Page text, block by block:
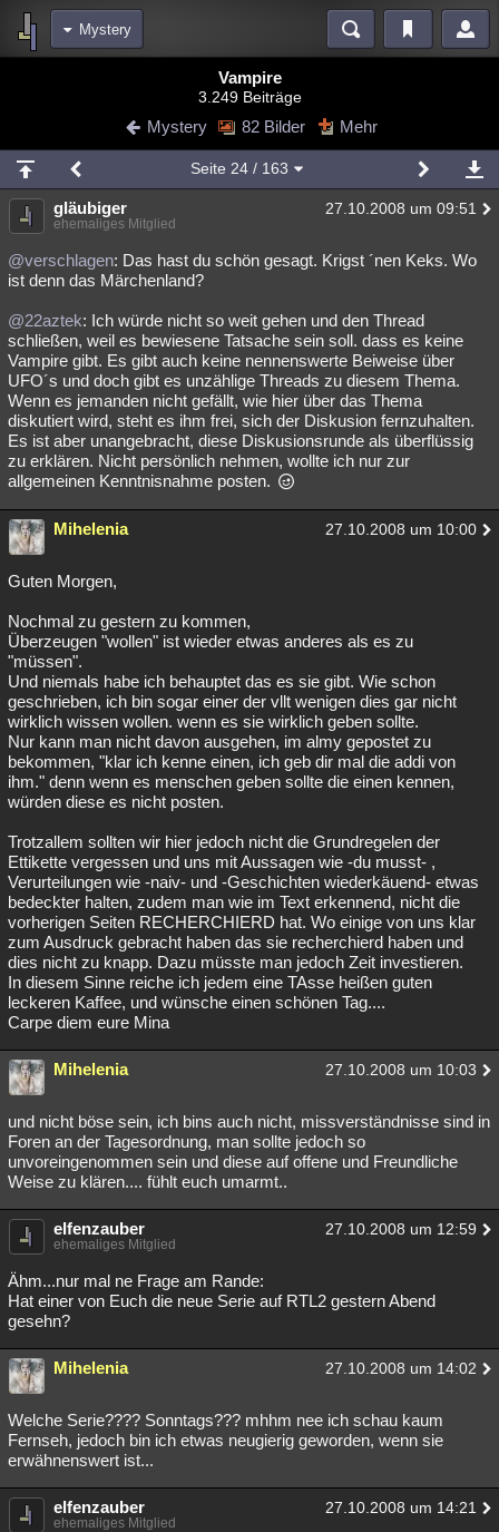
Mystery
Blogs Videos
Chat Wiki Neuigkeiten
meine Rubriken
Menschen Wissenschaft Mystery Kriminalfälle
Spiritualität Verschwörungen Technologie Ufologie
weitere Rubriken
Philosophie Träume Orte Esoterik Literatur
Astronomie Helpdesk Gruppen Gaming Filme
Musik Clash Verbesserungen Allmystery English
Übersichten
Besucht Teilgenommen Geschlossen
Vampire
3.249 Beiträge
Mystery 82 Bilder Mehr
Seite 24/ 163
gläubiger 27.10.2008 um 09:51
ehemaliges Mitglied
@verschlagen: Das hast du schön gesagt. Krigst ´nen Keks. Wo
ist denn das Märchenland?
@22aztek: Ich würde nicht so weit gehen und den Thread
schließen, weil es bewiesene Tatsache sein soll. dass es keine
Vampire gibt. Es gibt auch keine nennenswerte Beiweise über
UFO´s und doch gibt es unzählige Threads zu diesem Thema.
Wenn es jemanden nicht gefällt, wie hier über das Thema
diskutiert wird, steht es ihm frei, sich der Diskusion fernzuhalten.
Es ist aber unangebracht, diese Diskusionsrunde als überflüssig
zu erklären. Nicht persönlich nehmen, wollte ich nur zur
allgemeinen Kenntnisnahme posten.
Mihelenia 27.10.2008 um 10:00
Guten Morgen,
Nochmal zu gestern zu kommen,
Überzeugen "wollen" ist wieder etwas anderes als es zu
"müssen".
Und niemals habe ich behauptet das es sie gibt. Wie schon
geschrieben, ich bin sogar einer der vllt wenigen dies gar nicht
wirklich wissen wollen. wenn es sie wirklich geben sollte.
Nur kann man nicht davon ausgehen, im almy gepostet zu
bekommen, "klar ich kenne einen, ich geb dir mal die addi von
ihm." denn wenn es menschen geben sollte die einen kennen,
würden diese es nicht posten.
Trotzallem sollten wir hier jedoch nicht die Grundregelen der
Ettikette vergessen und uns mit Aussagen wie -du musst- ,
Verurteilungen wie -naiv- und -Geschichten wiederkäuend- etwas
bedeckter halten, zudem man wie im Text erkennend, nicht die
vorherigen Seiten RECHERCHIERD hat. Wo einige von uns klar
zum Ausdruck gebracht haben das sie recherchierd haben und
dies nicht zu knapp. Dazu müsste man jedoch Zeit investieren.
In diesem Sinne reiche ich jedem eine TAsse heißen guten
leckeren Kaffee, und wünsche einen schönen Tag....
Carpe diem eure Mina
Mihelenia 27.10.2008 um 10:03
und nicht böse sein, ich bins auch nicht, missverständnisse sind in
Foren an der Tagesordnung, man sollte jedoch so
unvoreingenommen sein und diese auf offene und Freundliche
Weise zu klären.... fühlt euch umarmt..
elfenzauber 27.10.2008 um 12:59
ehemaliges Mitglied
Ähm...nur mal ne Frage am Rande:
Hat einer von Euch die neue Serie auf RTL2 gestern Abend
gesehn?
Mihelenia 27.10.2008 um 14:02
Welche Serie???? Sonntags??? mhhm nee ich schau kaum
Fernseh, jedoch bin ich etwas neugierig geworden, wenn sie
erwähnenswert ist...
elfenzauber 27.10.2008 um 14:21
ehemaliges Mitglied